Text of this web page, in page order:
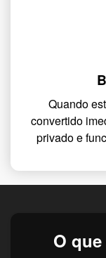
Quando
convertido
privado e
O